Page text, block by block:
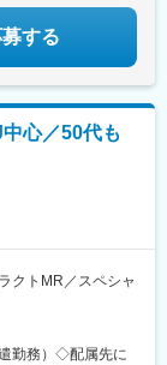
する
心／50代も
クトMR／スペシャ
勤務）◇配属先に